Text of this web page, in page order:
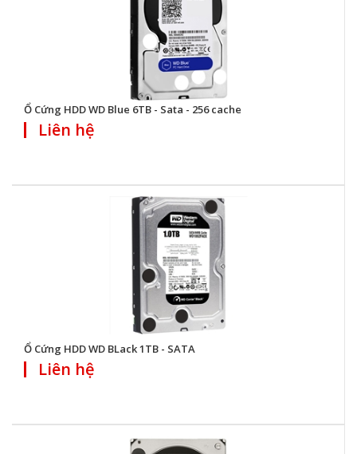
Ổ Cứng HDD WD Blue 6TB - Sata - 256 cache
Liên hệ
Ổ Cứng HDD WD BLack 1TB - SATA
Liên hệ